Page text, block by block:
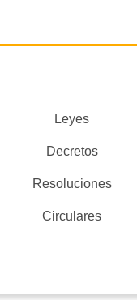
Leyes
Decretos
Resoluciones
Circulares